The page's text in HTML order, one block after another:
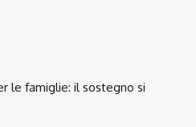
le famiglie: il sostegno si